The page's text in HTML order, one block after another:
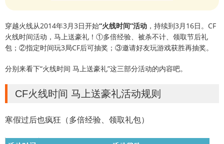
穿越火线从2014年3月3日开始“火线时间”活动 ，持续到3月16日。CF
火线时间活动，马上送豪礼！①多倍经验、被杀不计、领取节后礼
包；②指定时间玩3局CF后可抽奖；③邀请好友玩游戏获胜再抽奖。
分别来看下“火线时间 马上送豪礼”这三部分活动的内容吧。
CF火线时间 马上送豪礼活动规则
寒假过后也疯狂（多倍经验、领取礼包）